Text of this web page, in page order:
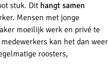
stuk. Dit hangt samen
Mensen met jonge
moeilijk werk en privé te
kan het dan weer
roosters,